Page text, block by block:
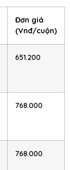
Đơn giá
(Vnđ/cuộn)
651.200
768.000
768.000